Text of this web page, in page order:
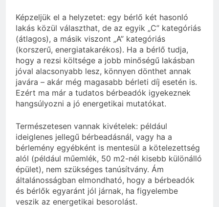
Képzeljük el a helyzetet: egy bérlő két hasonló
lakás közül választhat, de az egyik „C” kategóriás
(átlagos), a másik viszont „A” kategóriás
(korszerű, energiatakarékos). Ha a bérlő tudja,
hogy a rezsi költsége a jobb minőségű lakásban
jóval alacsonyabb lesz, könnyen dönthet annak
javára – akár még magasabb bérleti díj esetén is.
Ezért ma már a tudatos bérbeadók igyekeznek
hangsúlyozni a jó energetikai mutatókat.
Természetesen vannak kivételek: például
ideiglenes jellegű bérbeadásnál, vagy ha a
bérlemény egyébként is mentesül a kötelezettség
alól (például műemlék, 50 m2-nél kisebb különálló
épület), nem szükséges tanúsítvány. Ám
általánosságban elmondható, hogy a bérbeadók
és bérlők egyaránt jól járnak, ha figyelembe
veszik az energetikai besorolást.